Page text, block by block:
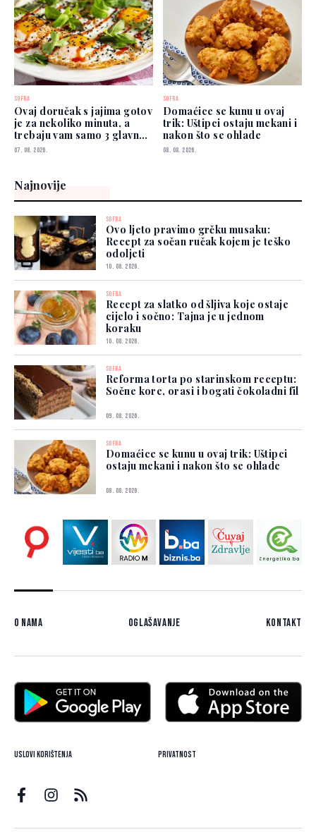
SOFRA
Ovaj doručak s jajima gotov
je za nekoliko minuta, a
trebaju vam samo 3 glavna
sastojka
07. 08. 2026.
SOFRA
Domaćice se kunu u ovaj
trik: Uštipci ostaju mekani i
nakon što se ohlade
08. 08. 2026.
Najnovije
SOFRA
Ovo ljeto pravimo grčku musaku:
Recept za sočan ručak kojem je teško
odoljeti
10. 08. 2026.
SOFRA
Recept za slatko od šljiva koje ostaje
cijelo i sočno: Tajna je u jednom
koraku
10. 08. 2026.
SOFRA
Reforma torta po starinskom receptu:
Sočne kore, orasi i bogati čokoladni fil
09. 08. 2026.
SOFRA
Domaćice se kunu u ovaj trik: Uštipci
ostaju mekani i nakon što se ohlade
08. 08. 2026.
O nama Oglašavanje Kontakt
Uslovi korištenja Privatnost